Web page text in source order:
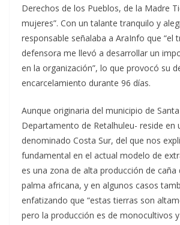
Derechos de los Pueblos, de la Madre
mujeres”. Con un talante tranquilo y
responsable señalaba a AraInfo que “el
defensora me llevó a desarrollar un
en la organización”, lo que provocó su
encarcelamiento durante 96 días.
Aunque originaria del municipio de
Departamento de Retalhuleu- reside en
denominado Costa Sur, del que nos
fundamental en el actual modelo de
es una zona de alta producción de caña
palma africana, y en algunos casos
enfatizando que “estas tierras son
pero la producción es de monocultivos